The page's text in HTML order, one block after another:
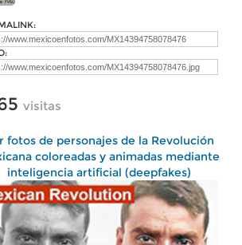
visitas
fotos de personajes de la Revolución
coloreadas y animadas mediante
inteligencia artificial (deepfakes)